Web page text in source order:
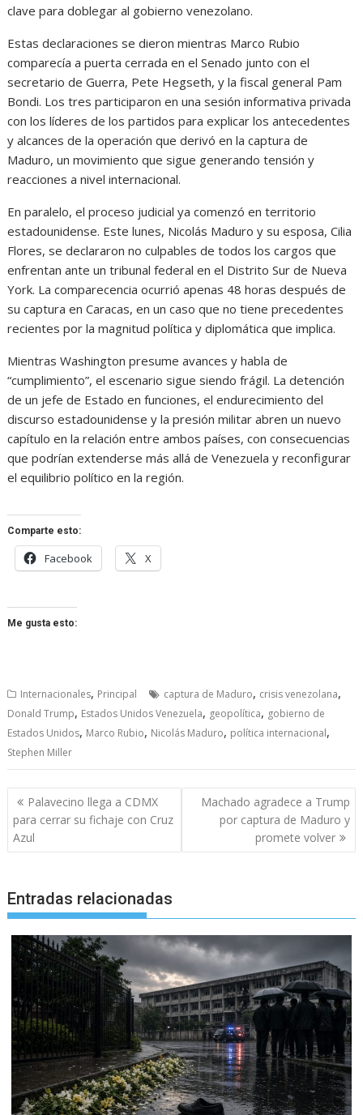
clave para doblegar al gobierno venezolano.
Estas declaraciones se dieron mientras Marco Rubio
comparecía a puerta cerrada en el Senado junto con el
secretario de Guerra, Pete Hegseth, y la fiscal general Pam
Bondi. Los tres participaron en una sesión informativa privada
con los líderes de los partidos para explicar los antecedentes
y alcances de la operación que derivó en la captura de
Maduro, un movimiento que sigue generando tensión y
reacciones a nivel internacional.
En paralelo, el proceso judicial ya comenzó en territorio
estadounidense. Este lunes, Nicolás Maduro y su esposa, Cilia
Flores, se declararon no culpables de todos los cargos que
enfrentan ante un tribunal federal en el Distrito Sur de Nueva
York. La comparecencia ocurrió apenas 48 horas después de
su captura en Caracas, en un caso que no tiene precedentes
recientes por la magnitud política y diplomática que implica.
Mientras Washington presume avances y habla de
“cumplimiento”, el escenario sigue siendo frágil. La detención
de un jefe de Estado en funciones, el endurecimiento del
discurso estadounidense y la presión militar abren un nuevo
capítulo en la relación entre ambos países, con consecuencias
que podrían extenderse más allá de Venezuela y reconfigurar
el equilibrio político en la región.
Comparte esto:
Facebook X
Me gusta esto:
Internacionales, Principal captura de Maduro, crisis venezolana,
Donald Trump, Estados Unidos Venezuela, geopolítica, gobierno de
Estados Unidos, Marco Rubio, Nicolás Maduro, política internacional,
Stephen Miller
Navegación
de
entradas
Palavecino llega a CDMX
para cerrar su fichaje con Cruz
Azul
Machado agradece a Trump
por captura de Maduro y
promete volver
Entradas relacionadas